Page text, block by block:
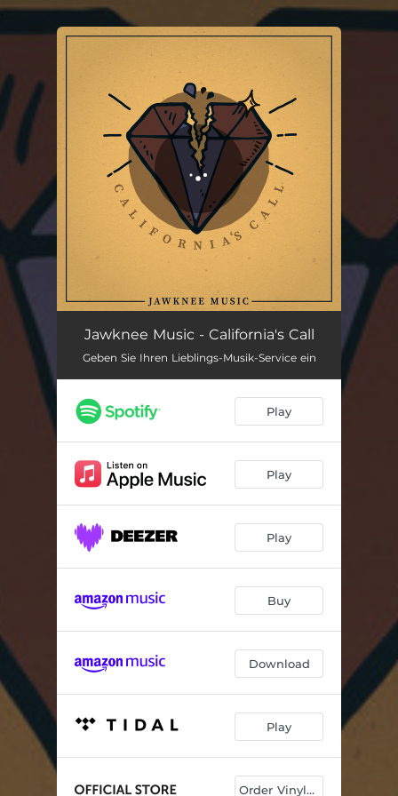
You're all set!
California's Call 02:42
Jawknee Music - California's Call
Geben Sie Ihren Lieblings-Musik-Service ein
Play
Play
Play
Buy
Download
Play
Order Vinyl / CD
.